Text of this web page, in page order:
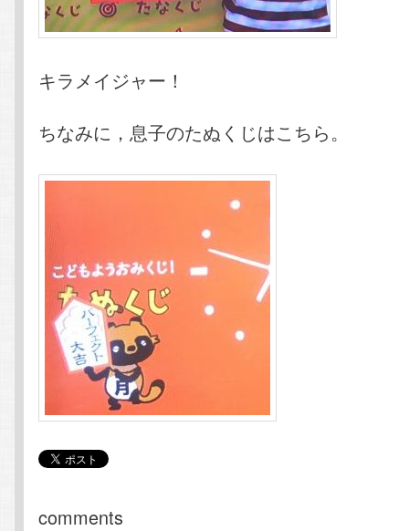
キラメイジャー！
ちなみに，息子のたぬくじはこちら。
comments